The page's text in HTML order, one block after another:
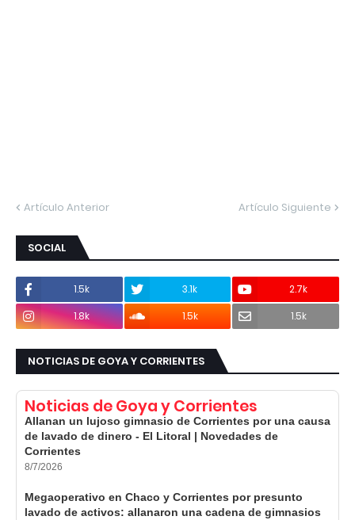
Artículo Anterior Artículo Siguiente
SOCIAL
1.5k 3.1k
2.7k
1.8k
1.5k 1.5k
NOTICIAS DE GOYA Y CORRIENTES
Noticias de Goya y Corrientes
Allanan un lujoso gimnasio de Corrientes por una causa
de lavado de dinero - El Litoral | Novedades de
Corrientes
8/7/2026
Megaoperativo en Chaco y Corrientes por presunto
lavado de activos: allanaron una cadena de gimnasios